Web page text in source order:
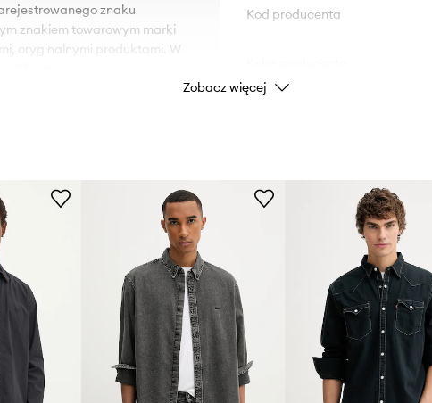
znaku
znakiem towarowym marki
oryginalnymi produktami. W
Kod producenta
Producent
Zobacz więcej